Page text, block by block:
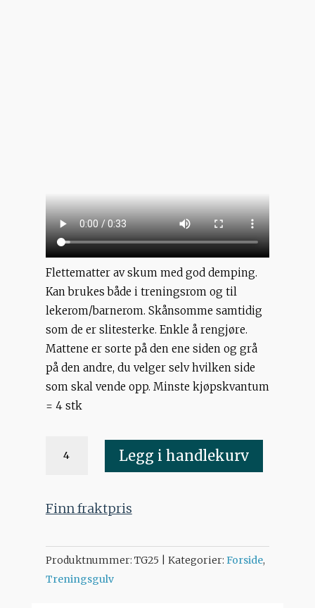
Flettematter av skum med god demping.
Kan brukes både i treningsrom og til
lekerom/barnerom. Skånsomme samtidig
som de er slitesterke. Enkle å rengjøre.
Mattene er sorte på den ene siden og grå
på den andre, du velger selv hvilken side
som skal vende opp. Minste kjøpskvantum
= 4 stk
cm
Legg i handlekurv
Finn fraktpris
Produktnummer: TG25 Kategorier: Forside,
Treningsgulv